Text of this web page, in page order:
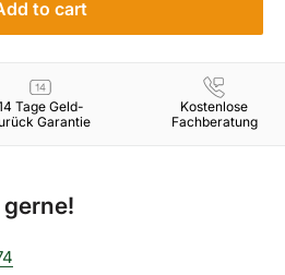
to cart
Tage Geld-
Garantie
Kostenlose
Fachberatung